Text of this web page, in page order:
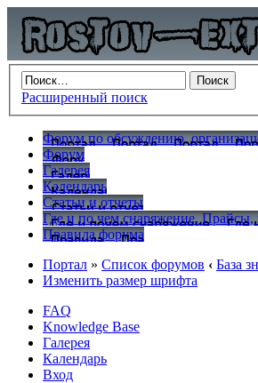
Расширенный поиск
Форум по обсуждению,
Форум
Галерея
Календарь
Статьи и отчеты
Где и по чем снаряжение. Прайсы,
Правила форума
Портал » Список форумов ‹ База
Изменить размер шрифта
FAQ
Knowledge Base
Галерея
Календарь
Вход